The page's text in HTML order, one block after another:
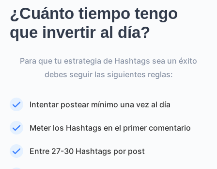
¿Cuánto tiempo tengo
que invertir al día?
Para que tu estrategia de Hashtags sea un éxito
debes seguir las siguientes reglas:
Intentar postear mínimo una vez al día
Meter los Hashtags en el primer comentario
Entre 27-30 Hashtags por post